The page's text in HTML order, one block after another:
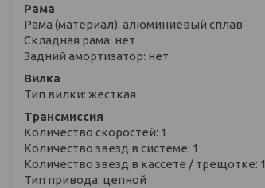
Рама
Рама (материал): алюминиевый сплав
Складная рама: нет
Задний амортизатор: нет
Вилка
Тип вилки: жесткая
Трансмиссия
Количество скоростей: 1
Количество звезд в системе: 1
Количество звезд в кассете / трещотке: 1
Тип привода: цепной